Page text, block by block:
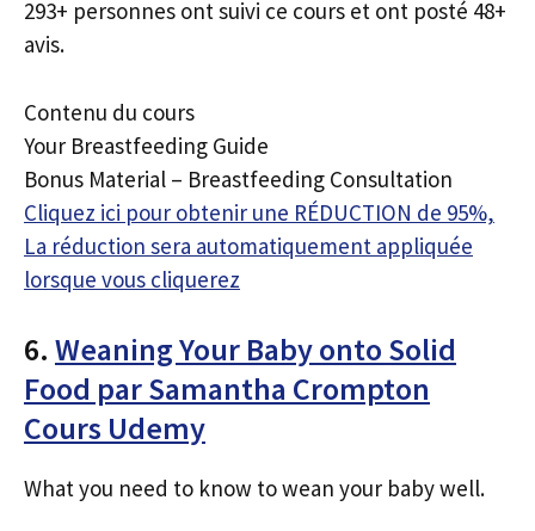
293+ personnes ont suivi ce cours et ont posté 48+
avis.
Contenu du cours
Your Breastfeeding Guide
Bonus Material – Breastfeeding Consultation
Cliquez ici pour obtenir une RÉDUCTION de 95%,
La réduction sera automatiquement appliquée
lorsque vous cliquerez
6. Weaning Your Baby onto Solid
Food par Samantha Crompton
Cours Udemy
What you need to know to wean your baby well.